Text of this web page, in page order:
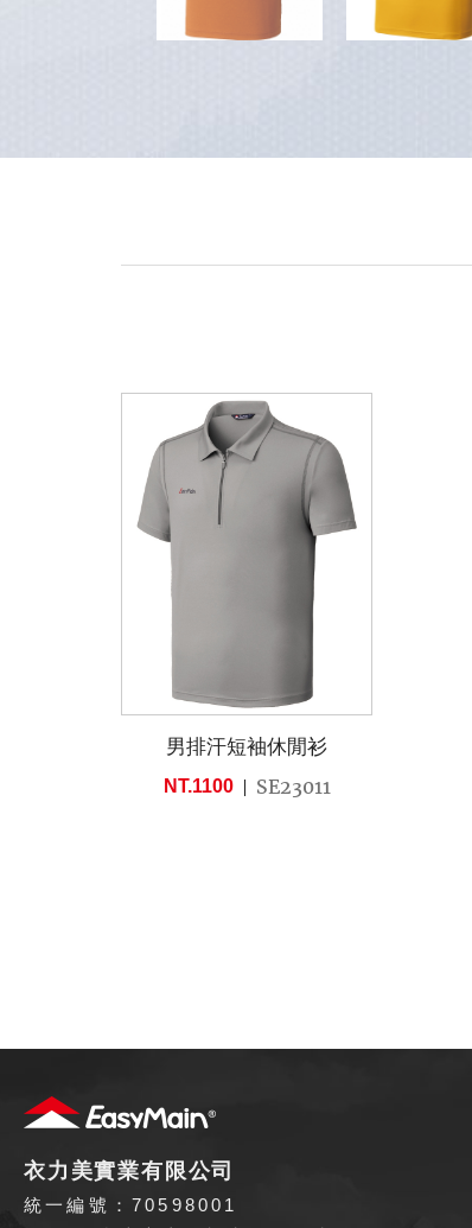
男排汗短袖休閒衫
NT.1100 SE23011
衣力美實業有限公司
統一編號：70598001